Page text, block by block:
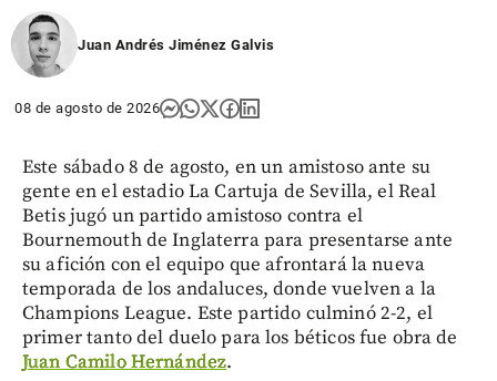
Juan Andrés Jiménez Galvis
08 de agosto de 2026
Este sábado 8 de agosto, en un amistoso ante su
gente en el estadio La Cartuja de Sevilla, el Real
Betis jugó un partido amistoso contra el
Bournemouth de Inglaterra para presentarse ante
su afición con el equipo que afrontará la nueva
temporada de los andaluces, donde vuelven a la
Champions League. Este partido culminó 2-2, el
primer tanto del duelo para los béticos fue obra de
Juan Camilo Hernández.